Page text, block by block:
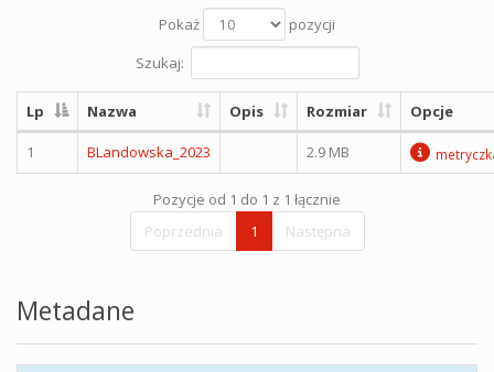
Pokaż
pozycji
Szukaj:
Lp Nazwa Opis Rozmiar Opcje
1 BLandowska_2023 2.9 MB
Pozycje od 1 do 1 z 1 łącznie
Poprzednia
1 Następna
Metadane